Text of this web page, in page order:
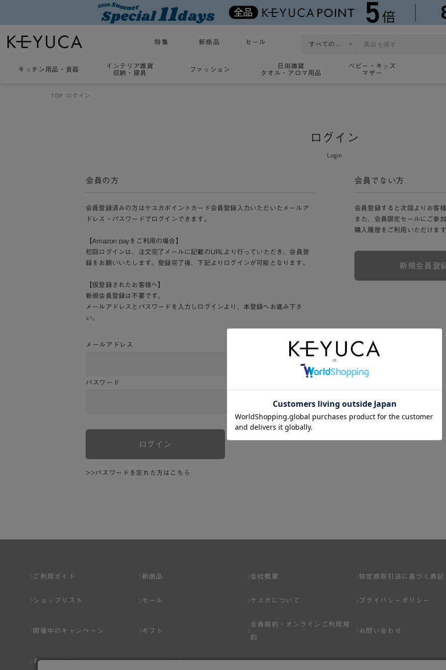
特集 新商品 セール
キッチン用品 ・ 食器
インテリア雑貨
収納・寝具
ファッション
日用雑貨
タオル・アロマ用品
ベビー・キッズ
マザー
TOP ログイン
ログイン
Login
会員の方
会員登録済みの方はケユカポイントカード会員登録入力いただいたメールア
ドレス・パスワードでログインできます。
【Amazon payをご利用の場合】
初回ログインは、注文完了メールに記載のURLより行っていただき、会員登
録をお願いいたします。登録完了後、下記よりログインが可能となります。
【仮登録されたお客様へ】
新規会員登録は不要です。
メールアドレスとパスワードを入力しログインより、本登録へお進み下さ
い。
メールアドレス
パスワード
ログイン
>>パスワードを忘れた方はこちら
会員でない方
会員登録すると次回よりお客
また、会員限定セールにご参
購入履歴をご利用いただけま
新規会員登
ご利用ガイド
ショップリスト
開催中のキャンペーン
おすすめ特集
新商品
セール
ギフト
スタッフ募集
会社概要
ケユカについて
会員規約・
オンラインご利用規
約
Q&A
特定商取引法に基づく表記
プライバシーポリシー
お問い合わせ